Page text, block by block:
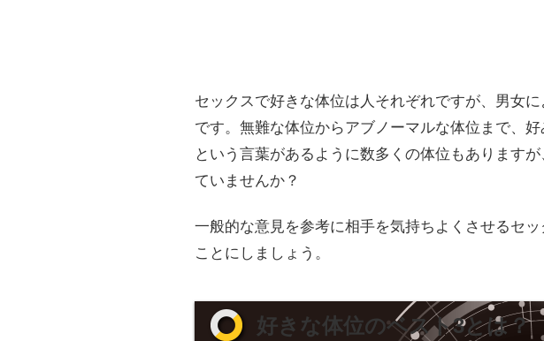
セックスで好きな体位は人それぞれですが、男女
です。無難な体位からアブノーマルな体位まで、
という言葉があるように数多くの体位もあります
ていませんか？
一般的な意見を参考に相手を気持ちよくさせるセ
ことにしましょう。
好きな体位のベスト3とは？